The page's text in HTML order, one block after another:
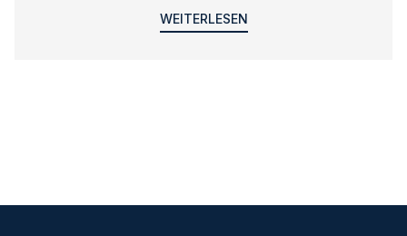
WEITERLESEN